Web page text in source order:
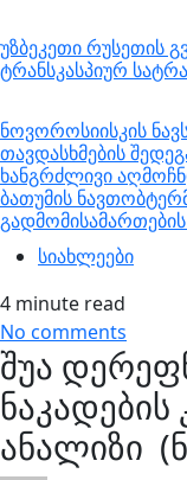
უზბეკეთი რუსეთის
ტრანსკასპიურ
ნოვოროსიისკის
თავდასხმების
ხანგრძლივი
ბათუმის
სიახლეები
4 minute read
No comments
შუა
ანალიზი